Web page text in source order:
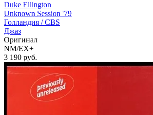
Duke Ellington
Unknown Session '79
Голландия /CBS
Джаз
Оригинал
NM/EX+
3 190 руб.